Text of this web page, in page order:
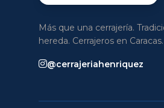
Más que una cerrajería.
hereda. Cerrajeros en Caracas.
@cerrajeriahenriquez